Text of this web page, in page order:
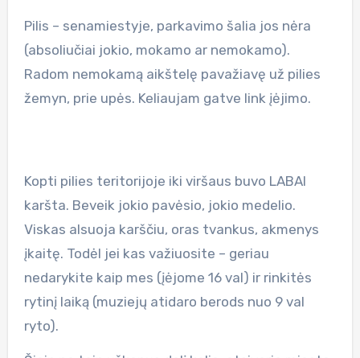
Pilis – senamiestyje, parkavimo šalia jos nėra
(absoliučiai jokio, mokamo ar nemokamo).
Radom nemokamą aikštelę pavažiavę už pilies
žemyn, prie upės. Keliaujam gatve link įėjimo.
Kopti pilies teritorijoje iki viršaus buvo LABAI
karšta. Beveik jokio pavėsio, jokio medelio.
Viskas alsuoja karščiu, oras tvankus, akmenys
įkaitę. Todėl jei kas važiuosite – geriau
nedarykite kaip mes (įėjome 16 val) ir rinkitės
rytinį laiką (muziejų atidaro berods nuo 9 val
ryto).